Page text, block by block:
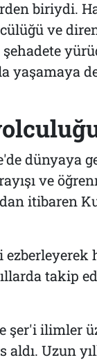
biriydi.
ve
yaşamaya
dünyaya
ve
itibaren
takip
şer'i ilimler
aldı. Uzun